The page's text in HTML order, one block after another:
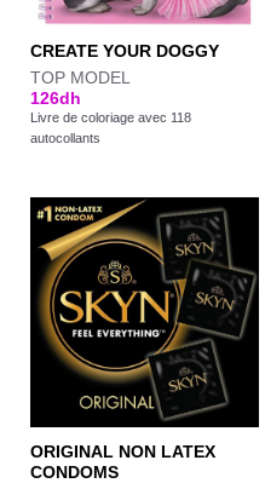
CREATE YOUR DOGGY
TOP MODEL
126dh
Livre de coloriage avec 118
autocollants
ORIGINAL NON LATEX
CONDOMS